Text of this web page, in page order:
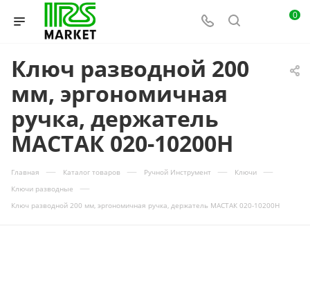
0
Ключ разводной 200
мм, эргономичная
ручка, держатель
МАСТАК 020-10200H
Главная — Каталог товаров — Ручной Инструмент — Ключи —
Ключи разводные —
Ключ разводной 200 мм, эргономичная ручка, держатель МАСТАК 020-10200H